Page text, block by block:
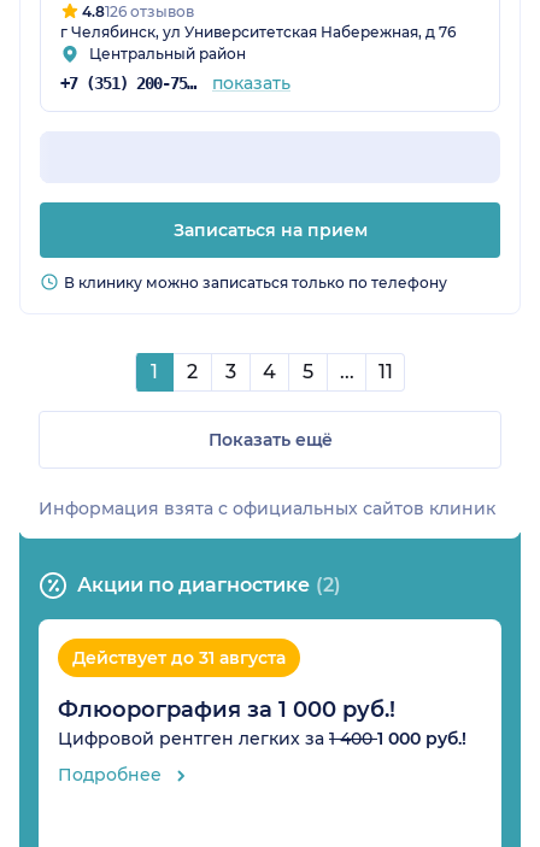
4.8126 отзывов
г Челябинск, ул Университетская Набережная, д 76
Центральный район
+7 (351) 200-75-98 показать
Записаться на прием
В клинику можно записаться только по телефону
Акции по диагностике (2)
Действует до 31 августа
Флюорография за 1 000 руб.!
Цифровой рентген легких за 1 4001 000 руб.!
Подробнее
1 2 3 4 5 ... 11
Показать ещё
Информация взята c официальных сайтов клиник